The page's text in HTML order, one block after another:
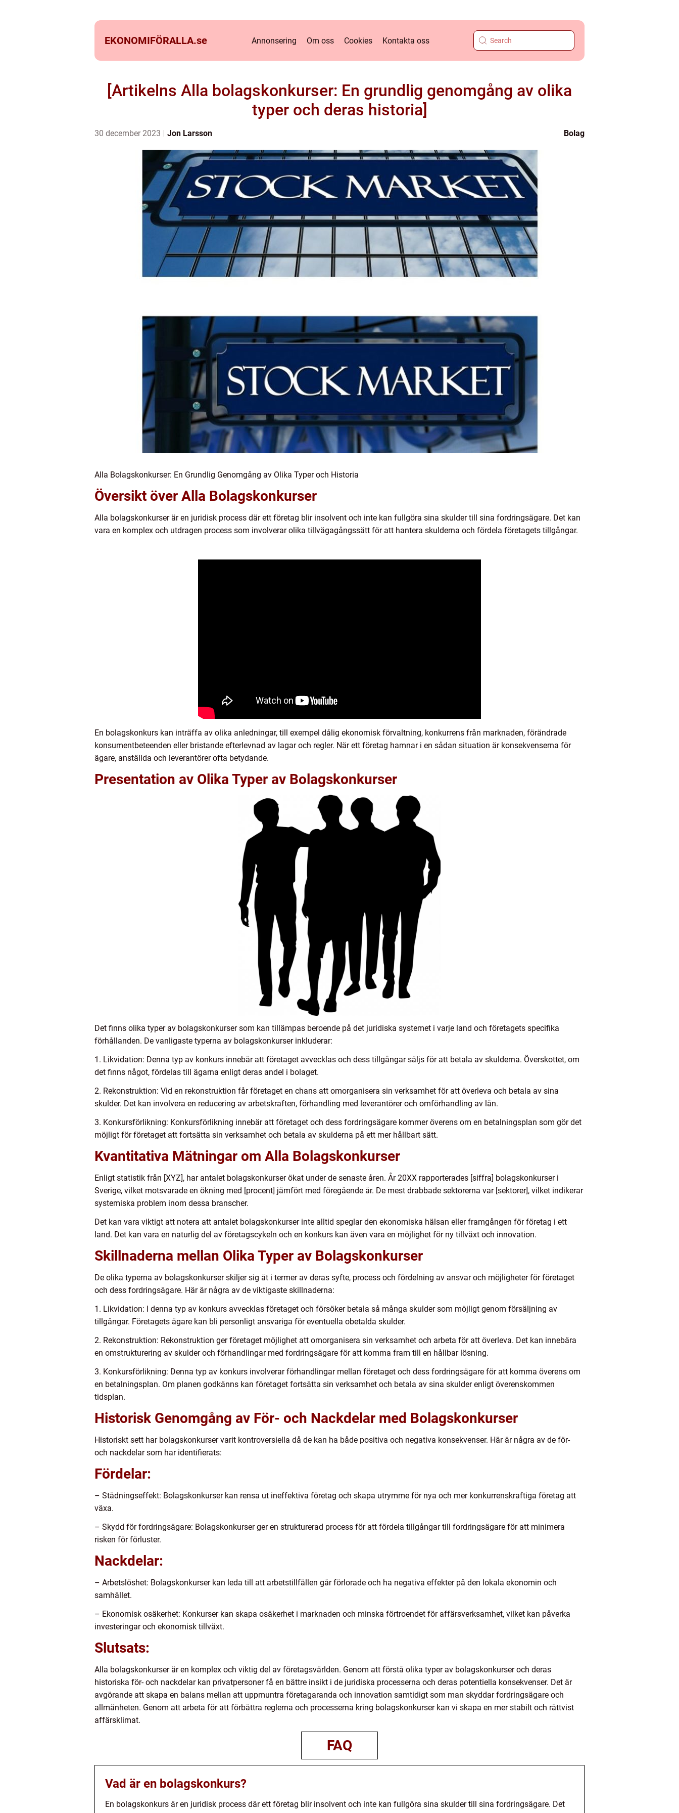
EKONOMIFÖRALLA.se Annonsering Om oss Cookies Kontakta oss
[Artikelns Alla bolagskonkurser: En grundlig genomgång av olika
typer och deras historia]
30 december 2023 Jon Larsson Bolag
Alla Bolagskonkurser: En Grundlig Genomgång av Olika Typer och Historia
Översikt över Alla Bolagskonkurser
Alla bolagskonkurser är en juridisk process där ett företag blir insolvent och inte kan fullgöra sina skulder till sina fordringsägare. Det kan
vara en komplex och utdragen process som involverar olika tillvägagångssätt för att hantera skulderna och fördela företagets tillgångar.
En bolagskonkurs kan inträffa av olika anledningar, till exempel dålig ekonomisk förvaltning, konkurrens från marknaden, förändrade
konsumentbeteenden eller bristande efterlevnad av lagar och regler. När ett företag hamnar i en sådan situation är konsekvenserna för
ägare, anställda och leverantörer ofta betydande.
Presentation av Olika Typer av Bolagskonkurser
Det finns olika typer av bolagskonkurser som kan tillämpas beroende på det juridiska systemet i varje land och företagets specifika
förhållanden. De vanligaste typerna av bolagskonkurser inkluderar:
1. Likvidation: Denna typ av konkurs innebär att företaget avvecklas och dess tillgångar säljs för att betala av skulderna. Överskottet, om
det finns något, fördelas till ägarna enligt deras andel i bolaget.
2. Rekonstruktion: Vid en rekonstruktion får företaget en chans att omorganisera sin verksamhet för att överleva och betala av sina
skulder. Det kan involvera en reducering av arbetskraften, förhandling med leverantörer och omförhandling av lån.
3. Konkursförlikning: Konkursförlikning innebär att företaget och dess fordringsägare kommer överens om en betalningsplan som gör det
möjligt för företaget att fortsätta sin verksamhet och betala av skulderna på ett mer hållbart sätt.
Kvantitativa Mätningar om Alla Bolagskonkurser
Enligt statistik från [XYZ], har antalet bolagskonkurser ökat under de senaste åren. År 20XX rapporterades [siffra] bolagskonkurser i
Sverige, vilket motsvarade en ökning med [procent] jämfört med föregående år. De mest drabbade sektorerna var [sektorer], vilket indikerar
systemiska problem inom dessa branscher.
Det kan vara viktigt att notera att antalet bolagskonkurser inte alltid speglar den ekonomiska hälsan eller framgången för företag i ett
land. Det kan vara en naturlig del av företagscykeln och en konkurs kan även vara en möjlighet för ny tillväxt och innovation.
Skillnaderna mellan Olika Typer av Bolagskonkurser
De olika typerna av bolagskonkurser skiljer sig åt i termer av deras syfte, process och fördelning av ansvar och möjligheter för företaget
och dess fordringsägare. Här är några av de viktigaste skillnaderna:
1. Likvidation: I denna typ av konkurs avvecklas företaget och försöker betala så många skulder som möjligt genom försäljning av
tillgångar. Företagets ägare kan bli personligt ansvariga för eventuella obetalda skulder.
2. Rekonstruktion: Rekonstruktion ger företaget möjlighet att omorganisera sin verksamhet och arbeta för att överleva. Det kan innebära
en omstrukturering av skulder och förhandlingar med fordringsägare för att komma fram till en hållbar lösning.
3. Konkursförlikning: Denna typ av konkurs involverar förhandlingar mellan företaget och dess fordringsägare för att komma överens om
en betalningsplan. Om planen godkänns kan företaget fortsätta sin verksamhet och betala av sina skulder enligt överenskommen
tidsplan.
Historisk Genomgång av För- och Nackdelar med Bolagskonkurser
Historiskt sett har bolagskonkurser varit kontroversiella då de kan ha både positiva och negativa konsekvenser. Här är några av de för-
och nackdelar som har identifierats:
Fördelar:
– Städningseffekt: Bolagskonkurser kan rensa ut ineffektiva företag och skapa utrymme för nya och mer konkurrenskraftiga företag att
växa.
– Skydd för fordringsägare: Bolagskonkurser ger en strukturerad process för att fördela tillgångar till fordringsägare för att minimera
risken för förluster.
Nackdelar:
– Arbetslöshet: Bolagskonkurser kan leda till att arbetstillfällen går förlorade och ha negativa effekter på den lokala ekonomin och
samhället.
– Ekonomisk osäkerhet: Konkurser kan skapa osäkerhet i marknaden och minska förtroendet för affärsverksamhet, vilket kan påverka
investeringar och ekonomisk tillväxt.
Slutsats:
Alla bolagskonkurser är en komplex och viktig del av företagsvärlden. Genom att förstå olika typer av bolagskonkurser och deras
historiska för- och nackdelar kan privatpersoner få en bättre insikt i de juridiska processerna och deras potentiella konsekvenser. Det är
avgörande att skapa en balans mellan att uppmuntra företagaranda och innovation samtidigt som man skyddar fordringsägare och
allmänheten. Genom att arbeta för att förbättra reglerna och processerna kring bolagskonkurser kan vi skapa en mer stabilt och rättvist
affärsklimat.
FAQ
Vad är en bolagskonkurs?
En bolagskonkurs är en juridisk process där ett företag blir insolvent och inte kan fullgöra sina skulder till sina fordringsägare. Det